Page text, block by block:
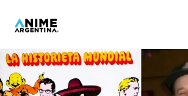
Año
1968:
La